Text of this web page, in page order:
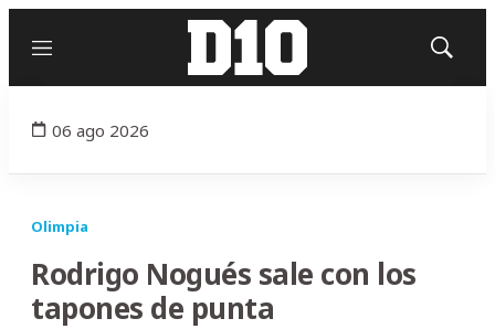
Menú
Mostrar
06 ago 2026
Olimpia
Rodrigo Nogués sale con los
tapones de punta